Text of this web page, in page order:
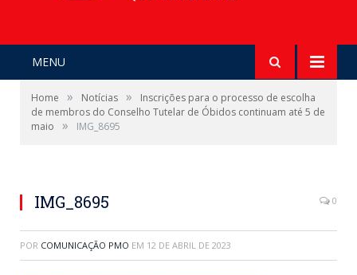
MENU
Home » Notícias »
Inscrições para o processo de escolha
de membros do Conselho Tutelar de Óbidos continuam até 5 de
maio
» IMG_8695
IMG_8695 0
POR COMUNICAÇÃO PMO EM 12 DE ABRIL DE 2023